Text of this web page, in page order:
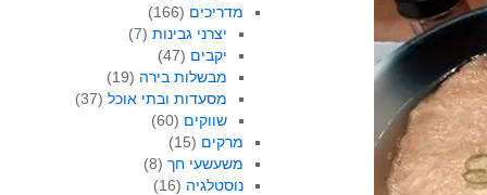
מדריכים (166)
יצרני גבינות (7)
יקבים (47)
מבשלות בירה (19)
מסעדות ובתי אוכל (37)
שווקים (60)
מרקים (15)
משעשעי חך(8)
נוסטלגיה (16)